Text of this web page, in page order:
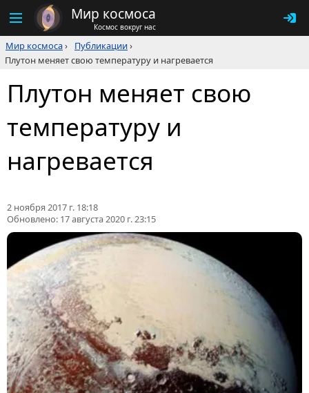
Мир космоса
Космос вокруг нас
Мир космоса› Публикации›
Плутон меняет свою температуру и нагревается
Плутон меняет свою
температуру и
нагревается
2 ноября 2017 г. 18:18
Обновлено: 17 августа 2020 г. 23:15